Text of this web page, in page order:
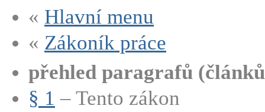
« Hlavní menu
« Zákoník práce
přehled paragrafů
§ 1 – Tento zákon